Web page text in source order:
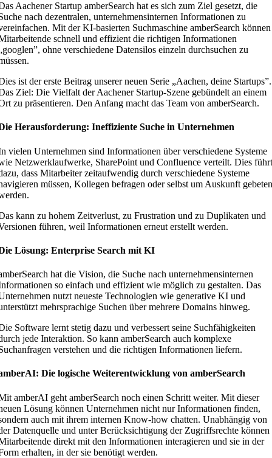
Aachener Startup amberSearch hat es sich zum Ziel gesetzt, die
nach dezentralen, unternehmensinternen Informationen zu
Mit der KI-basierten Suchmaschine amberSearch können
schnell und effizient die richtigen Informationen
ohne verschiedene Datensilos einzeln durchsuchen zu
ist der erste Beitrag unserer neuen Serie „Aachen, deine Startups”.
Ziel: Die Vielfalt der Aachener Startup-Szene gebündelt an einem
zu präsentieren. Den Anfang macht das Team von amberSearch.
Herausforderung: Ineffiziente Suche in Unternehmen
vielen Unternehmen sind Informationen über verschiedene Systeme
Netzwerklaufwerke, SharePoint und Confluence verteilt. Dies
dass Mitarbeiter zeitaufwendig durch verschiedene Systeme
müssen, Kollegen befragen oder selbst um Auskunft
kann zu hohem Zeitverlust, zu Frustration und zu Duplikaten und
führen, weil Informationen erneut erstellt werden.
Lösung: Enterprise Search mit KI
hat die Vision, die Suche nach unternehmensinternen
so einfach und effizient wie möglich zu gestalten. Das
nutzt neueste Technologien wie generative KI und
mehrsprachige Suchen über mehrere Domains hinweg.
Software lernt stetig dazu und verbessert seine Suchfähigkeiten
jede Interaktion. So kann amberSearch auch komplexe
verstehen und die richtigen Informationen liefern.
Die logische Weiterentwicklung von amberSearch
amberAI geht amberSearch noch einen Schritt weiter. Mit dieser
Lösung können Unternehmen nicht nur Informationen finden,
auch mit ihrem internen Know-how chatten. Unabhängig von
Datenquelle und unter Berücksichtigung der Zugriffsrechte können
direkt mit den Informationen interagieren und sie in der
erhalten, in der sie benötigt werden.